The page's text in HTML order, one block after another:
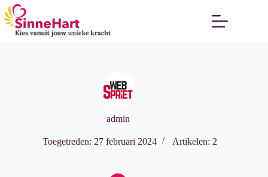
admin
Toegetreden: 27 februari 2024 Artikelen: 2